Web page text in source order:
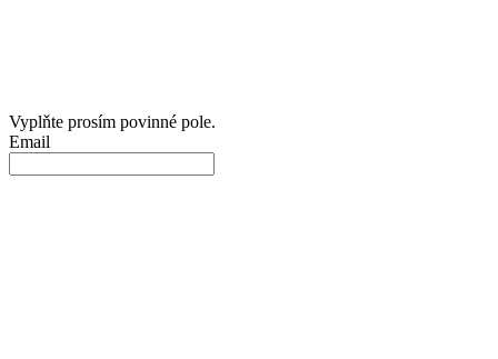
Vyplňte prosím povinné pole.
Email